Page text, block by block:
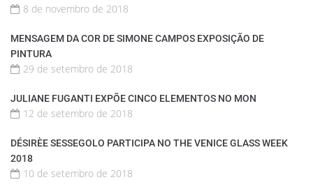
8 de novembro de 2018
MENSAGEM DA COR DE SIMONE CAMPOS EXPOSIÇÃO DE
PINTURA
29 de setembro de 2018
JULIANE FUGANTI EXPÕE CINCO ELEMENTOS NO MON
12 de setembro de 2018
DÉSIRÈE SESSEGOLO PARTICIPA NO THE VENICE GLASS WEEK
2018
10 de setembro de 2018